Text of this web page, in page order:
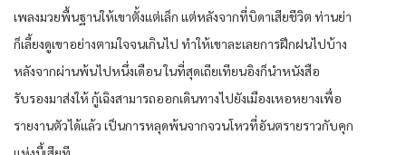
เพลงมวยพื้นฐานให้เขาตั้งแต่เล็ก แต่หลังจากที่บิดาเสียชีวิต ท่านย่า
ก็เลี้ยงดูเขาอย่างตามใจจนเกินไป ทำให้เขาละเลยการฝึกฝนไปบ้าง
หลังจากผ่านพ้นไปหนึ่งเดือน ในที่สุดเถียเทียนอิงก็นำหนังสือ
รับรองมาส่งให้ กู้เฉิงสามารถออกเดินทางไปยังเมืองเหอหยางเพื่อ
รายงานตัวได้แล้ว เป็นการหลุดพ้นจากจวนโหวที่อันตรายราวกับคุก